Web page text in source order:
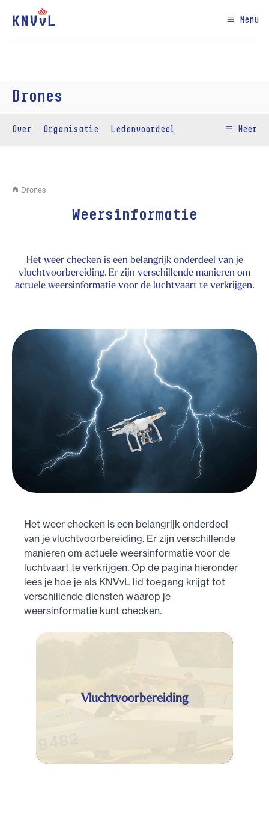
Menu
Drones
Over Organisatie Ledenvoordeel Meer
Drones
Weersinformatie
Het weer checken is een belangrijk onderdeel van je
vluchtvoorbereiding. Er zijn verschillende manieren om
actuele weersinformatie voor de luchtvaart te verkrijgen.
Het weer checken is een belangrijk onderdeel
van je vluchtvoorbereiding. Er zijn verschillende
manieren om actuele weersinformatie voor de
luchtvaart te verkrijgen. Op de pagina hieronder
lees je hoe je als KNVvL lid toegang krijgt tot
verschillende diensten waarop je
weersinformatie kunt checken.
Vluchtvoorbereiding